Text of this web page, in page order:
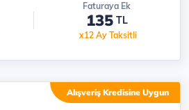
Faturaya Ek
135 TL
x12 Ay Taksitli
Alışveriş Kredisine Uygun